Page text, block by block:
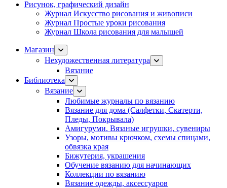
Рисунок, графический дизайн
Журнал Искусство рисования и живописи
Журнал Простые уроки рисования
Журнал Школа рисования для малышей
Магазин
Нехудожественная литература
Вязание
Библиотека
Вязание
Любимые журналы по вязанию
Вязание для дома (Салфетки, Скатерти,
Пледы, Покрывала)
Амигуруми. Вязаные игрушки, сувениры
Узоры, мотивы крючком, схемы спицами,
обвязка края
Бижутерия, украшения
Обучение вязанию для начинающих
Коллекции по вязанию
Вязание одежды, аксессуаров